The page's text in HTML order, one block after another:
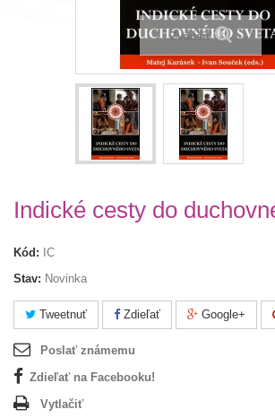
Zväčšiť
Indické cesty do
Kód: IC
Stav: Novinka
Tweetnuť Zdieľať Google+
Poslať známemu
Zdieľať na Facebooku!
Vytlačiť